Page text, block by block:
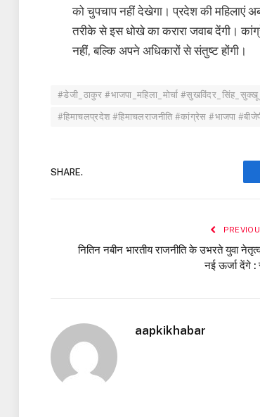
को चुपचाप नहीं देखेगा। प्रदेश की महिलाएं
तरीके से इस धोखे का करारा जवाब देंगी।
नहीं, बल्कि अपने अधिकारों से संतुष्ट होंगी।
#डेजी_ठाकुर #भाजपा_महिला_मोर्चा
#हिमाचलप्रदेश #हिमाचलराजनीति #कांग्रेस #भाजपा
SHARE.
नितिन नबीन भारतीय राजनीति के उभरते युवा
नई ऊर्जा देंगे
aapkikhabar